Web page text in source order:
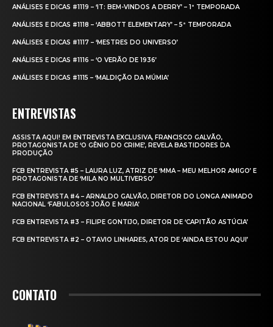
ANÁLISES E DICAS #1119 – ‘IT: BEM-VINDOS A DERRY’ – 1ª TEMPORADA
ANÁLISES E DICAS #1118 – ‘ABBOTT ELEMENTARY’ – 5ª TEMPORADA
ANÁLISES E DICAS #1117 – ‘MESTRES DO UNIVERSO’
ANÁLISES E DICAS #1116 – ‘O VERÃO DE 1936’
ANÁLISES E DICAS #1115 – ‘MALDIÇÃO DA MÚMIA’
ENTREVISTAS
ASSISTA AQUI! EM ENTREVISTA EXCLUSIVA, FRANCISCO GALVÃO,
PROTAGONISTA DE ‘O GÊNIO DO CRIME’, REVELA BASTIDORES DA
PRODUÇÃO
FCB ENTREVISTA #5 – LAURA LUZ, ATRIZ DE ‘MMA – MEU MELHOR AMIGO’ E
PROTAGONISTA DE ‘MILA NO MULTIVERSO’
FCB ENTREVISTA #4 – ARNALDO GALVÃO, DIRETOR DO LONGA ANIMADO
NACIONAL ‘FABULOSOS JOÃO E MARIA’
FCB ENTREVISTA #3 – FILIPE GONTIJO, DIRETOR DE ‘CAPITÃO ASTÚCIA’
FCB ENTREVISTA #2 – OTAVIO LINHARES, ATOR DE ‘AINDA ESTOU AQUI’
CONTATO